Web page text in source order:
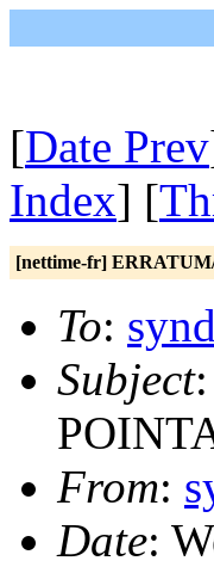
[Date Prev
Index] [
[nettime-fr]
To:
Subject
From:
Date: